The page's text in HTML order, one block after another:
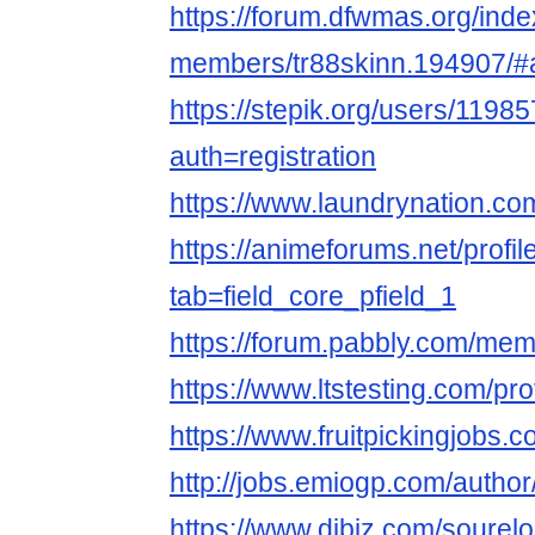
https://forum.dfwmas.org/
members/tr88skinn.194907/
https://stepik.org/users/
auth=registration
https://
https://animeforums.net/
tab=field_core_pfield_1
https://forum.pabbly.com/
https://www.ltstesting.com/
https://
http://jobs.emiogp.com/